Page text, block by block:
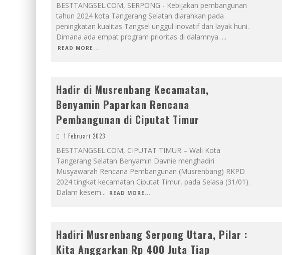
BESTTANGSEL.COM, SERPONG - Kebijakan pembangunan
tahun 2024 kota Tangerang Selatan diarahkan pada
peningkatan kualitas Tangsel unggul inovatif dan layak huni.
Dimana ada empat program prioritas di dalamnya. ...
READ MORE...
Hadir di Musrenbang Kecamatan,
Benyamin Paparkan Rencana
Pembangunan di Ciputat Timur
1 Februari 2023
BESTTANGSEL.COM, CIPUTAT TIMUR – Wali Kota
Tangerang Selatan Benyamin Davnie menghadiri
Musyawarah Rencana Pembangunan (Musrenbang) RKPD
2024 tingkat kecamatan Ciputat Timur, pada Selasa (31/01).
Dalam kesem... READ MORE...
Hadiri Musrenbang Serpong Utara, Pilar :
Kita Anggarkan Rp 400 Juta Tiap